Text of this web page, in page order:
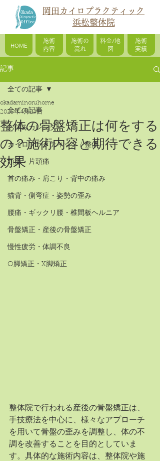
HOME
施術
内容
施術の
流れ
料金/地
図
施術
実績
岡田カイロプラクティック
浜松整体院
記事
全ての記事
お休みカレンダー
カイロプラクティック / 整体
頭痛・片頭痛
首の痛み・肩こり・背中の痛み
猫背・側弯症・姿勢の歪み
腰痛・ギックリ腰・椎間板ヘルニア
骨盤矯正・産後の骨盤矯正
慢性疲労・体調不良
O脚矯正・X脚矯正
全ての記事
整体の骨盤矯正は何をする
の？施術内容と期待できる
効果
okadaminoruhome
2025年4月24日
整体院で行われる産後の骨盤矯正は、
手技療法を中心に、様々なアプローチ
を用いて骨盤の歪みを調整し、体の不
調を改善することを目的としていま
す。具体的な施術内容は、整体院や施